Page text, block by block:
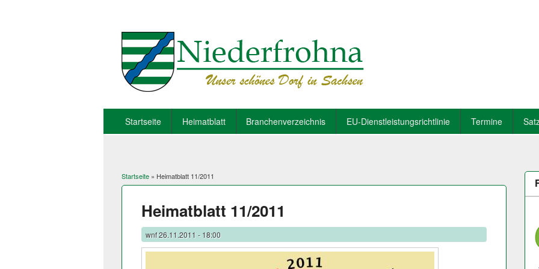
Startseite Heimatblatt Branchenverzeichnis EU-Dienstleistungsrichtlinie Termine
Sie sind hier
Startseite » Heimatblatt 11/2011
Heimatblatt 11/2011
wnf26.11.2011 - 18:00